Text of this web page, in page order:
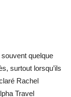
quelque
surtout lorsqu’ils
Rachel
Travel